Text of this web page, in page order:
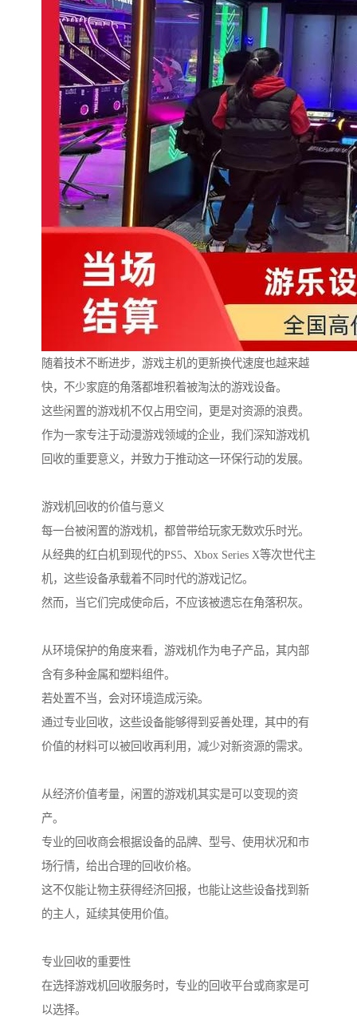
随着技术不断进步，游戏主机的更新换代速度也越来越
快，不少家庭的角落都堆积着被淘汰的游戏设备。
这些闲置的游戏机不仅占用空间，更是对资源的浪费。
作为一家专注于动漫游戏领域的企业，我们深知游戏机
回收的重要意义，并致力于推动这一环保行动的发展。
游戏机回收的价值与意义
每一台被闲置的游戏机，都曾带给玩家无数欢乐时光。
从经典的红白机到现代的PS5、Xbox Series X等次世代主
机，这些设备承载着不同时代的游戏记忆。
然而，当它们完成使命后，不应该被遗忘在角落积灰。
从环境保护的角度来看，游戏机作为电子产品，其内部
含有多种金属和塑料组件。
若处置不当，会对环境造成污染。
通过专业回收，这些设备能够得到妥善处理，其中的有
价值的材料可以被回收再利用，减少对新资源的需求。
从经济价值考量，闲置的游戏机其实是可以变现的资
产。
专业的回收商会根据设备的品牌、型号、使用状况和市
场行情，给出合理的回收价格。
这不仅能让物主获得经济回报，也能让这些设备找到新
的主人，延续其使用价值。
专业回收的重要性
在选择游戏机回收服务时，专业的回收平台或商家是可
以选择。